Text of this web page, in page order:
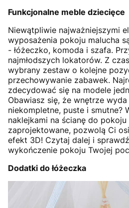
Funkcjonalne meble dziecięce
Niewątpliwie najważniejszymi
wyposażenia pokoju malucha
- łóżeczko, komoda i szafa.
najmłodszych lokatorów. Z
wybrany zestaw o kolejne
przechowywanie zabawek.
zdecydować się na modele
Obawiasz się, że wnętrze
niekompletne, puste i smutne?
naklejkami na ścianę do
zaprojektowane, pozwolą Ci
efekt 3D! Czytaj dalej i
wykończenie pokoju Twojej
Dodatki do łóżeczka